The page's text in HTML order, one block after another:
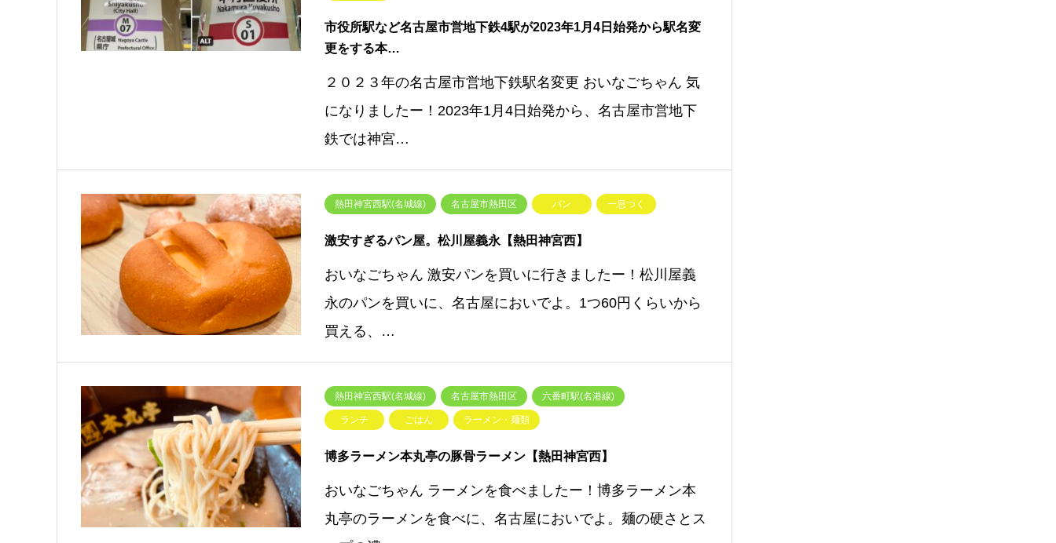
市役所駅など名古屋市営地下鉄4駅が2023年1月4日始発から駅名変
更をする本…
２０２３年の名古屋市営地下鉄駅名変更 おいなごちゃん 気
になりましたー！2023年1月4日始発から、名古屋市営地下
鉄では神宮…
熱田神宮西駅(名城線) 名古屋市熱田区 パン 一息つく
激安すぎるパン屋。松川屋義永【熱田神宮西】
おいなごちゃん 激安パンを買いに行きましたー！松川屋義
永のパンを買いに、名古屋においでよ。1つ60円くらいから
買える、…
熱田神宮西駅(名城線) 名古屋市熱田区 六番町駅(名港線)
ランチ ごはん ラーメン・麺類
博多ラーメン本丸亭の豚骨ラーメン【熱田神宮西】
おいなごちゃん ラーメンを食べましたー！博多ラーメン本
丸亭のラーメンを食べに、名古屋においでよ。麺の硬さとス